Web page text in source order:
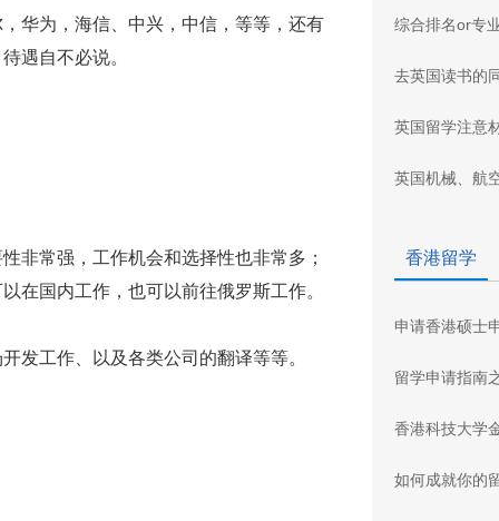
为，海信、中兴，中信，等等，还有
遇自不必说。
常强，工作机会和选择性也非常多；
在国内工作，也可以前往俄罗斯工作。
工作、以及各类公司的翻译等等。
综合排名or专
去英国读书的
英国留学注意
英国机械、航
香港留学
申请香港硕士
留学申请指南
香港科技大学
如何成就你的